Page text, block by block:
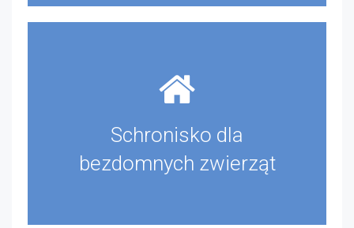
Schronisko dla
bezdomnych zwierząt